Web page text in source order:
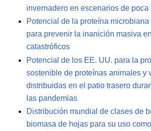
invernadero en escenarios de poca
Potencial de la proteína
para prevenir la inanición masiva
catastróficos
Potencial de los EE. UU. para la
sostenible de proteínas animales y
distribuidas en el patio trasero
las pandemias
Distribución mundial de clases de
biomasa de hojas para su uso